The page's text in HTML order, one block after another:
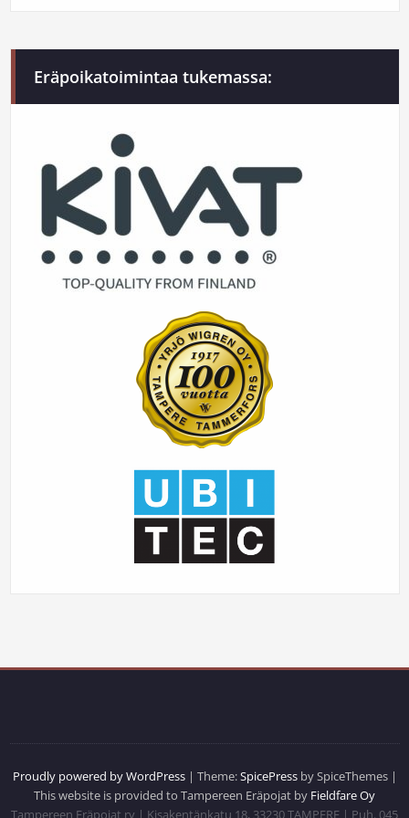
Eräpoikatoimintaa tukemassa:
Proudly powered by WordPress| Theme:SpicePressby SpiceThemes |
This website is provided to Tampereen Eräpojat by Fieldfare Oy
Tampereen Eräpojat ry | Kisakentänkatu 18, 33230 TAMPERE | Puh. 045